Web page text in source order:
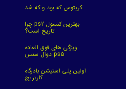
کریتوس که بود و که شد
چرا ps2 بهترین کنسول
تاریخ است؟
ویژگی های فوق العاده
دوال سنس ps5
اولین پلی استیشن بادرگاه
کارتریج